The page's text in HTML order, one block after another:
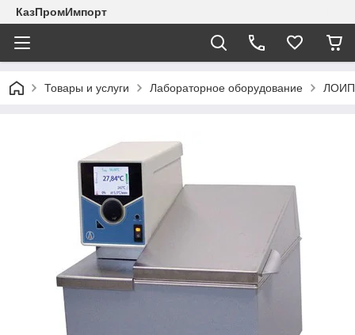
КазПромИмпорт
Товары и услуги Лабораторное оборудование ЛОИП